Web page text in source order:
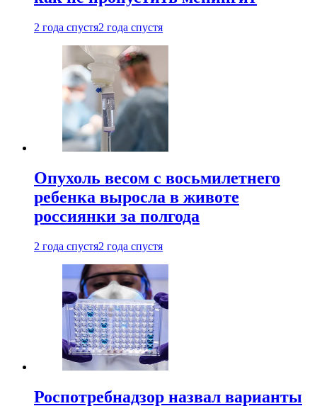
2 года спустя2 года спустя
Опухоль весом с восьмилетнего
ребенка выросла в животе
россиянки за полгода
2 года спустя2 года спустя
Роспотребнадзор назвал варианты